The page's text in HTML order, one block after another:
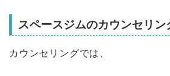
スペースジムのカウンセリン
カウンセリングでは、